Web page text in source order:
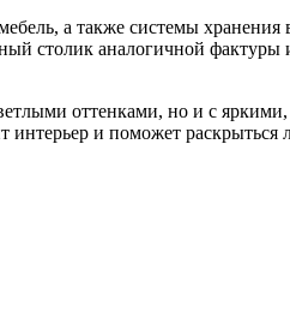
а также системы
столик аналогичной
оттенками, но и с
и поможет